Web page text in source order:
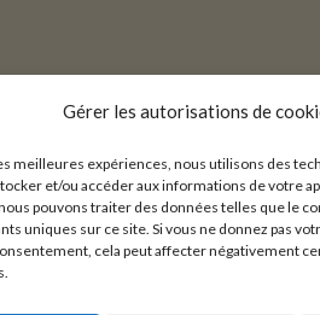
Gérer les autorisations de
meilleures expériences, nous utilisons des
et/ou accéder aux informations de votre
pouvons traiter des données telles que le
uniques sur ce site. Si vous ne donnez pas
cela peut affecter négativement